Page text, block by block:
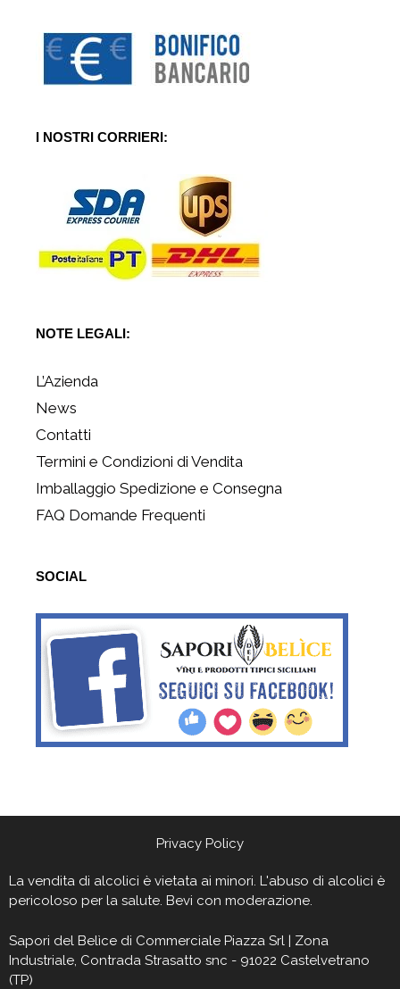
I NOSTRI CORRIERI:
NOTE LEGALI:
L’Azienda
News
Contatti
Termini e Condizioni di Vendita
Imballaggio Spedizione e Consegna
FAQ Domande Frequenti
SOCIAL
Privacy Policy
La vendita di alcolici è vietata ai minori. L'abuso di alcolici è
pericoloso per la salute. Bevi con moderazione.
Sapori del Belìce di Commerciale Piazza Srl | Zona
Industriale, Contrada Strasatto snc - 91022 Castelvetrano
(TP)